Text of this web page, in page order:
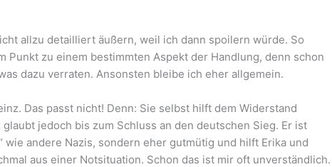
allzu detailliert äußern, weil ich dann spoilern würde. So
Punkt zu einem bestimmten Aspekt der Handlung, denn schon
dazu verraten. Ansonsten bleibe ich eher allgemein.
Das passt nicht! Denn: Sie selbst hilft dem Widerstand
jedoch bis zum Schluss an den deutschen Sieg. Er ist
wie andere Nazis, sondern eher gutmütig und hilft Erika und
aus einer Notsituation. Schon das ist mir oft unverständlich.